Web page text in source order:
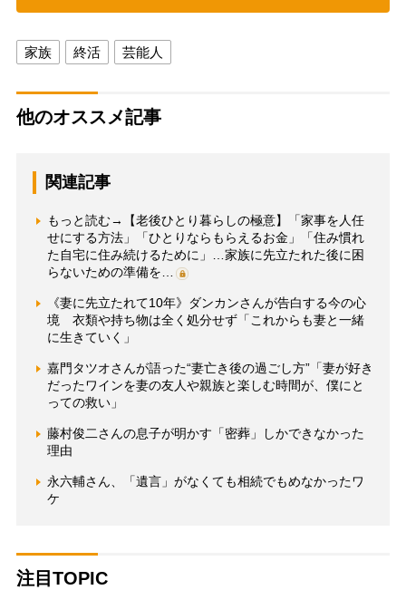
家族 終活 芸能人
他のオススメ記事
関連記事
もっと読む→【老後ひとり暮らしの極意】「家事を人任
せにする方法」「ひとりならもらえるお金」「住み慣れ
た自宅に住み続けるために」…家族に先立たれた後に困
らないための準備を…
《妻に先立たれて10年》ダンカンさんが告白する今の心
境 衣類や持ち物は全く処分せず「これからも妻と一緒
に生きていく」
嘉門タツオさんが語った“妻亡き後の過ごし方”「妻が好き
だったワインを妻の友人や親族と楽しむ時間が、僕にと
っての救い」
藤村俊二さんの息子が明かす「密葬」しかできなかった
理由
永六輔さん、「遺言」がなくても相続でもめなかったワ
ケ
注目TOPIC